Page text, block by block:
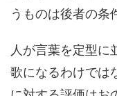
うものは後者の条
人が言葉を定型に
歌になるわけでは